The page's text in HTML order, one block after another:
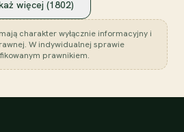
więcej (1802)
charakter wyłącznie informacyjny i
W indywidualnej sprawie
prawnikiem.